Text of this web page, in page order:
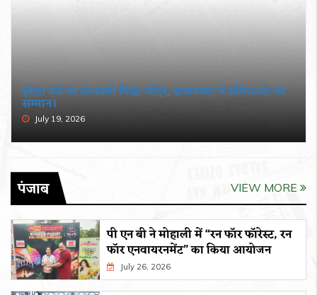
हरेला पर्व पर सरस्वती विद्या मंदिर, ढालवाला में प्रतिभाओं का
सम्मान।
July 19, 2026
पंजाब VIEW MORE
पी एन बी ने मोहाली में “रन फॉर फॉरेस्ट, रन
फॉर एनवायरनमेंट” का किया आयोजन
July 26, 2026